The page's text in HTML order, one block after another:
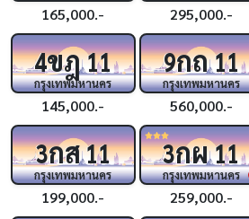
165,000.- 295,000.-
4ขฎ11
กรุงเทพมหานคร
145,000.-
9กถ11
กรุงเทพมหานคร
560,000.-
3กส11
กรุงเทพมหานคร
199,000.-
3กผ11
กรุงเทพมหานคร
259,000.-